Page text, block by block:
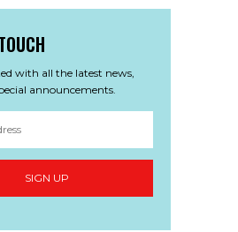
with all the latest news,
announcements.
SIGN UP